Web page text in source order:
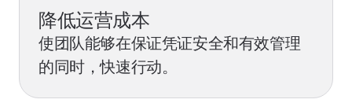
降低运营成本
使团队能够在保证凭证安全和有效管理
的同时，快速行动。